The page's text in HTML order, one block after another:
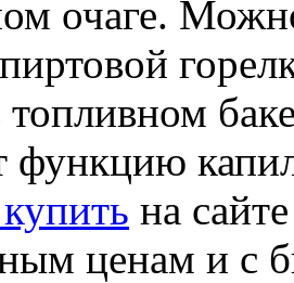
очаге.
функцию
на
ценам и с